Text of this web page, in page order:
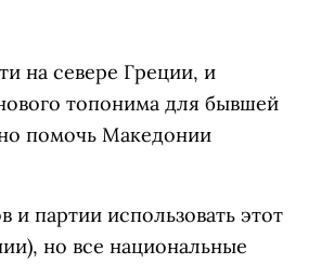
на севере Греции, и
топонима для бывшей
помочь Македонии
партии использовать этот
но все национальные